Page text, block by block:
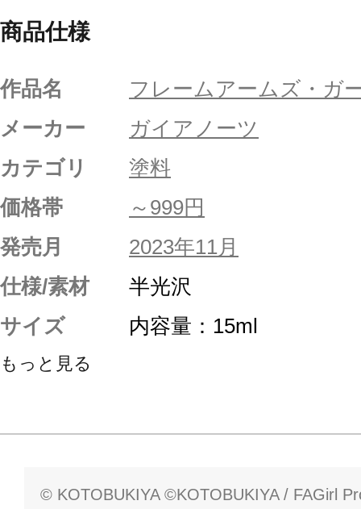
商品仕様
作品名
フレームアームズ・ガ
メーカー
ガイアノーツ
カテゴリ
塗料
価格帯
～999円
発売月
2023年11月
仕様/素材
半光沢
サイズ
内容量：15ml
もっと見る
© KOTOBUKIYA ©KOTOBUKIYA / FAGirl